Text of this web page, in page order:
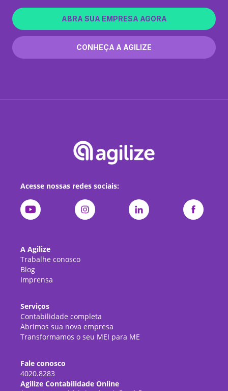
ABRA SUA EMPRESA AGORA
CONHEÇA A AGILIZE
Acesse nossas redes sociais:
A Agilize
Trabalhe conosco
Blog
Imprensa
Serviços
Contabilidade completa
Abrimos sua nova empresa
Transformamos o seu MEI para ME
Fale conosco
4020.8283
Agilize Contabilidade Online